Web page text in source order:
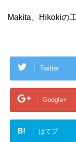
Makita、Hikokiの
Twitter
Google+
B! はてブ